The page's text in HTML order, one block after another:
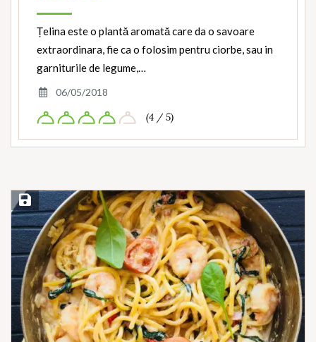
Țelina este o plantă aromată care da o savoare
extraordinara, fie ca o folosim pentru ciorbe, sau in
garniturile de legume,…
06/05/2018
(4 / 5)
Save Recipe